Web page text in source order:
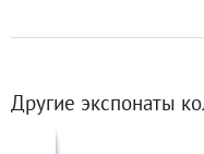
Другие экспонаты